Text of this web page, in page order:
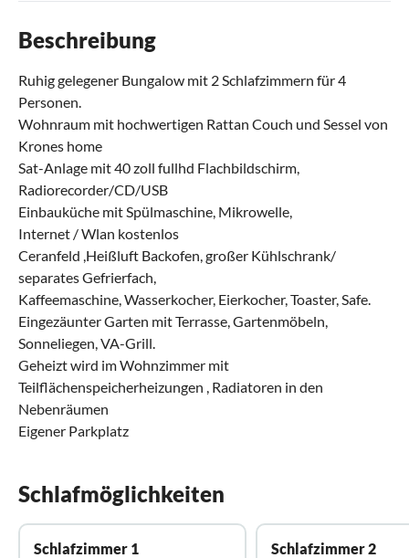
Beschreibung
Ruhig gelegener Bungalow mit 2 Schlafzimmern für 4
Personen.
Wohnraum mit hochwertigen Rattan Couch und Sessel von
Krones home
Sat-Anlage mit 40 zoll fullhd Flachbildschirm,
Radiorecorder/CD/USB
Einbauküche mit Spülmaschine, Mikrowelle,
Internet / Wlan kostenlos
Ceranfeld ,Heißluft Backofen, großer Kühlschrank/
separates Gefrierfach,
Kaffeemaschine, Wasserkocher, Eierkocher, Toaster, Safe.
Eingezäunter Garten mit Terrasse, Gartenmöbeln,
Sonneliegen, VA-Grill.
Geheizt wird im Wohnzimmer mit
Teilflächenspeicherheizungen , Radiatoren in den
Nebenräumen
Eigener Parkplatz
Schlafmöglichkeiten
Schlafzimmer 1
Schlafzimmer 2